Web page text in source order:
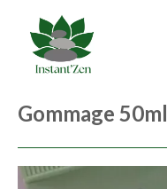
Gommage 50ml